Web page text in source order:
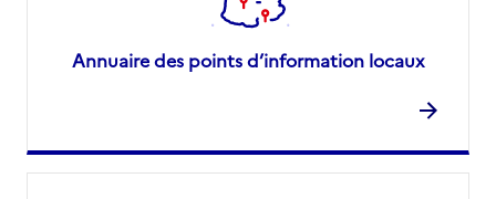
Annuaire des points d’information locaux